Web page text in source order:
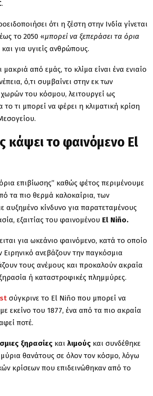
.
ότι η ζέστη στην Ινδία γίνεται
το 2050 «μπορεί να ξεπεράσει τα όρια
για υγιείς ανθρώπους.
μακριά από εμάς, το κλίμα είναι ένα ενιαίο
ό,τι συμβαίνει στην εκ των
του κόσμου, λειτουργεί ως
το τι μπορεί να φέρει η κλιματική κρίση
κάψει το φαινόμενο El
επιβίωσης” καθώς φέτος περιμένουμε
τα πιο θερμά καλοκαίρια, των
αυξημένο κίνδυνο για παρατεταμένους
εξαιτίας του φαινομένου El Niño.
για ωκεάνιο φαινόμενο, κατά το οποίο
Ειρηνικό ανεβάζουν την παγκόσμια
τους ανέμους και προκαλούν ακραία
ή καταστροφικές πλημμύρες.
σύγκρινε το El Niño που μπορεί να
εκείνο του 1877, ένα από τα πιο ακραία
ποτέ.
ξηρασίες και λιμούς και συνδέθηκε
θανάτους σε όλον τον κόσμο, λόγω
κρίσεων που επιδεινώθηκαν από το